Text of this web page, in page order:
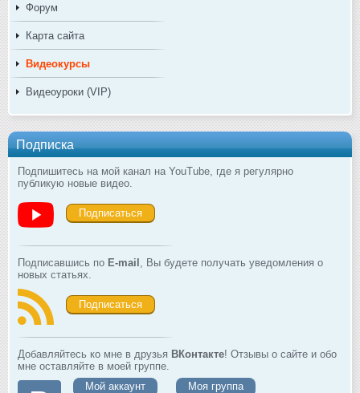
Форум
Карта сайта
Видеокурсы
Видеоуроки (VIP)
Подписка
Подпишитесь на мой канал на YouTube, где я регулярно
публикую новые видео.
Подписаться
Подписавшись по E-mail , Вы будете получать уведомления о
новых статьях.
Подписаться
Добавляйтесь ко мне в друзья ВКонтакте! Отзывы о сайте и обо
мне оставляйте в моей группе.
Мой аккаунт
Моя группа